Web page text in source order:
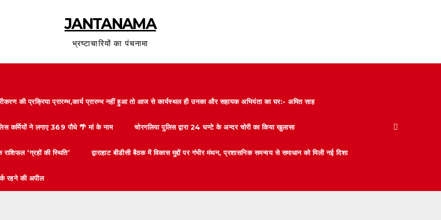
JANTANAMA
भ्रष्टाचारियों का पंचनामा
की प्रक्रिया प्रारम्भ,कार्य प्रारम्भ नहीं हुआ तो आज से कार्यस्थल ही उनका और सहायक अभियंता का घर:- अमित साह
कर्मियों ने लगाए 369 पौधे 🌴 मां के नाम चोरगलिया पुलिस द्वारा 24 घण्टे के अन्दर चोरी का किया खुलासा
‘ग्रहों की स्थिति’ द्वाराहाट बीडीसी बैठक में विकास मुद्दों पर गंभीर मंथन, प्रशासनिक समन्वय से समाधान को मिली नई दिशा
रहने की अपील